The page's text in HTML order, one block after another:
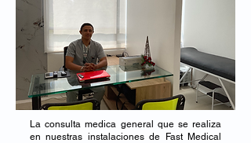
La consulta medica general que se realiza
en nuestras instalaciones de Fast Medical